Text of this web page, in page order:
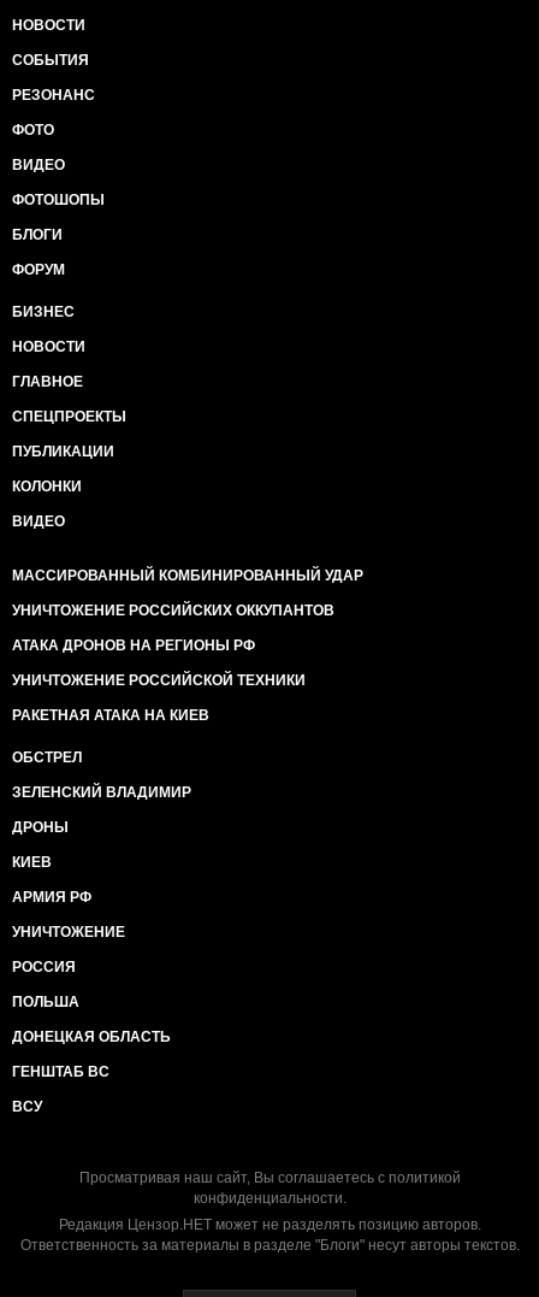
НОВОСТИ
СОБЫТИЯ
РЕЗОНАНС
ФОТО
ВИДЕО
ФОТОШОПЫ
БЛОГИ
ФОРУМ
БИЗНЕС
НОВОСТИ
ГЛАВНОЕ
СПЕЦПРОЕКТЫ
ПУБЛИКАЦИИ
КОЛОНКИ
ВИДЕО
МАССИРОВАННЫЙ КОМБИНИРОВАННЫЙ УДАР
УНИЧТОЖЕНИЕ РОССИЙСКИХ ОККУПАНТОВ
АТАКА ДРОНОВ НА РЕГИОНЫ РФ
УНИЧТОЖЕНИЕ РОССИЙСКОЙ ТЕХНИКИ
РАКЕТНАЯ АТАКА НА КИЕВ
ОБСТРЕЛ
ЗЕЛЕНСКИЙ ВЛАДИМИР
ДРОНЫ
КИЕВ
АРМИЯ РФ
УНИЧТОЖЕНИЕ
РОССИЯ
ПОЛЬША
ДОНЕЦКАЯ ОБЛАСТЬ
ГЕНШТАБ ВС
ВСУ
Просматривая наш сайт, Вы соглашаетесь с политикой
конфиденциальности.
Редакция Цензор.НЕТ может не разделять позицию авторов.
Ответственность за материалы в разделе "Блоги" несут авторы текстов.